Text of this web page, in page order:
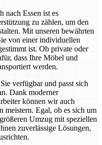
nach Essen ist es
zu zählen, um den
Mit unseren bewährten
von einer individuellen
ist. Ob private oder
dass Ihre Möbel und
werden.
verfügbar und passt sich
Dank moderner
können wir auch
meistern. Egal, ob es sich um
Umzug mit speziellen
zuverlässige Lösungen,